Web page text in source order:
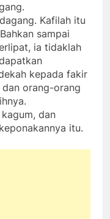
Kafilah itu
sampai
ia tidaklah
kepada fakir
orang-orang
dan
itu.